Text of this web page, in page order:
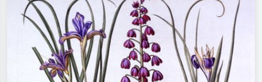
Hokusai, Akt.
Baum.